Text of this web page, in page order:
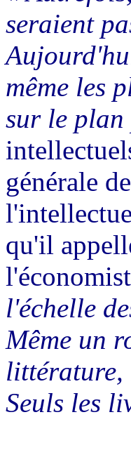
seraient
même les
sur le
générale
qu'il
l'échelle
Même un
littérature,
Seuls les